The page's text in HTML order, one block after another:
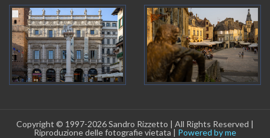
Copyright © 1997-2026 Sandro Rizzetto | All Rights Reserved |
Riproduzione delle fotografie vietata | Powered by me